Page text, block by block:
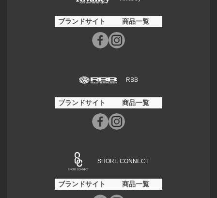
ブランドサイト 商品一覧
RBB
ブランドサイト 商品一覧
SHORE CONNECT
ブランドサイト 商品一覧